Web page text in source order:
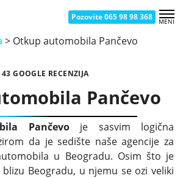
Pozovite 065 98 98 368 MENI
> Otkup automobila Pančevo
43 GOOGLE RECENZIJA
Pančevo
Pančevoje sasvim logična
da je sedište naše agencije za
u Beogradu. Osim što je
blizu Beogradu, u njemu se ozi veliki